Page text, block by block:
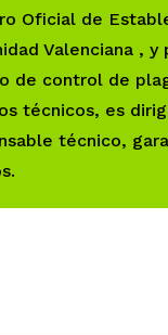
Oficial de
Valenciana ,
de control de
técnicos, es
técnico,